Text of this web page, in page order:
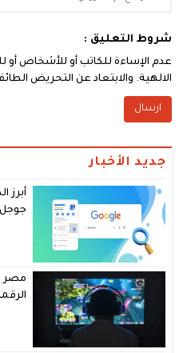
شروط التعليق :
عدم الإساءة للكاتب أو للأشخاص أو
الالهية. والابتعاد عن التحريض
جديد الأخبار
جوجل
مصر